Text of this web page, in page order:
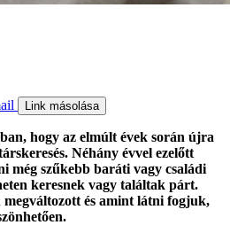
Link másolása
hogy az elmúlt évek során újra
Néhány évvel ezelőtt
még szűkebb baráti vagy családi
keresnek vagy találtak párt.
megváltozott és amint látni fogjuk,